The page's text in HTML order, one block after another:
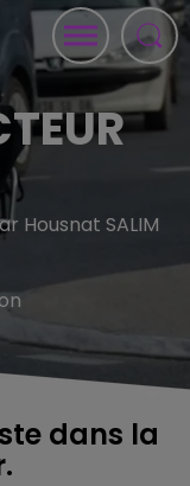
Housnat SALIM
dans la